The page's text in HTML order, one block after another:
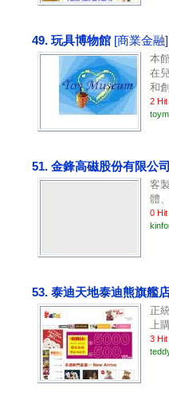
49. 玩具博物館 [商業金融]
本
在
和
2 Hit
51. 金鋒高磁股份有限公司
客
體
0 Hit
53. 泰迪天地泰迪熊旗艦
正
上
3 Hit